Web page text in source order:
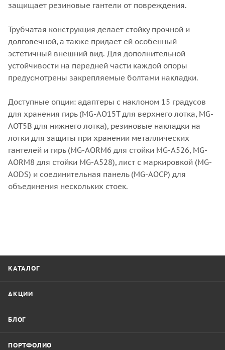
защищает резиновые гантели от повреждения.
Трубчатая конструкция делает стойку прочной и
долговечной, а также придает ей особенный
эстетичный внешний вид. Для дополнительной
устойчивости на передней части каждой опоры
предусмотрены закрепляемые болтами накладки.
Доступные опции: адаптеры с наклоном 15 градусов
для хранения гирь (MG-AO15T для верхнего лотка, MG-
AOT5B для нижнего лотка), резиновые накладки на
лотки для защиты при хранении металлических
гантелей и гирь (MG-AORM6 для стойки MG-A526, MG-
AORM8 для стойки MG-A528), лист с маркировкой (MG-
AODS) и соединительная панель (MG-AOCP) для
объединения нескольких стоек.
КАТАЛОГ
АКЦИИ
БЛОГ
ПОРТФОЛИО